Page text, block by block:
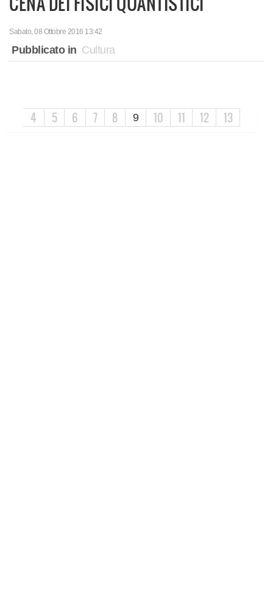
Sabato, 08 Ottobre 2016 13:42
Pubblicato in Cultura
4 5 6 7 8 9 10 11 12 13